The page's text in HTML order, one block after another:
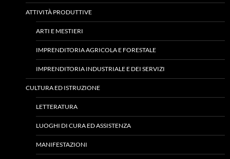
ATTIVITÀ PRODUTTIVE
ARTI E MESTIERI
IMPRENDITORIA AGRICOLA E FORESTALE
IMPRENDITORIA INDUSTRIALE E DEI SERVIZI
CULTURA ED ISTRUZIONE
LETTERATURA
LUOGHI DI CURA ED ASSISTENZA
MANIFESTAZIONI